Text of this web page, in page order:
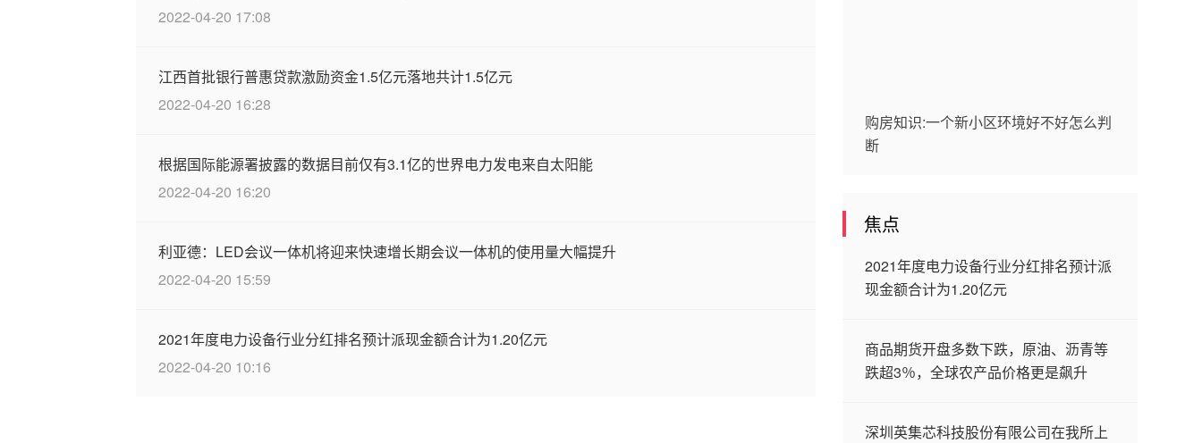
2022-04-20 17:08
江西首批银行普惠贷款激励资金1.5亿元落地共计1.5亿元
2022-04-20 16:28
根据国际能源署披露的数据目前仅有3.1亿的世界电力发电来自太阳能
2022-04-20 16:20
利亚德：LED会议一体机将迎来快速增长期会议一体机的使用量大幅提升
2022-04-20 15:59
2021年度电力设备行业分红排名预计派现金额合计为1.20亿元
2022-04-20 10:16
购房知识:一个新小区环境好不好怎么判
断
焦点
2021年度电力设备行业分红排名预计派
现金额合计为1.20亿元
商品期货开盘多数下跌，原油、沥青等
跌超3％，全球农产品价格更是飙升
深圳英集芯科技股份有限公司在我所上